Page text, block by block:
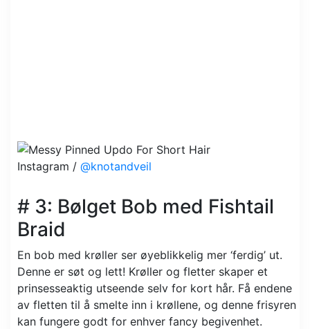
Instagram / @knotandveil
# 3: Bølget Bob med Fishtail
Braid
En bob med krøller ser øyeblikkelig mer ‘ferdig’ ut.
Denne er søt og lett! Krøller og fletter skaper et
prinsesseaktig utseende selv for kort hår. Få endene
av fletten til å smelte inn i krøllene, og denne frisyren
kan fungere godt for enhver fancy begivenhet.